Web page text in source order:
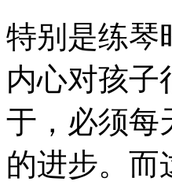
特别是练琴
内心对孩子
于，必须每
的进步。而